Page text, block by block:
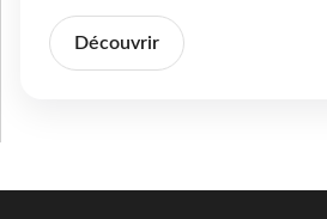
Découvrir